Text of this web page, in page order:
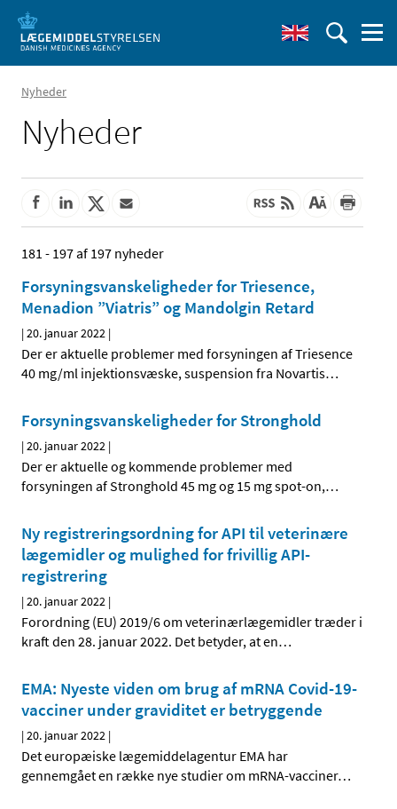
Nyheder
Nyheder
181 - 197 af 197 nyheder
Forsyningsvanskeligheder for Triesence,
Menadion ”Viatris” og Mandolgin Retard
|20. januar 2022 |
Der er aktuelle problemer med forsyningen af Triesence
40 mg/ml injektionsvæske, suspension fra Novartis…
Forsyningsvanskeligheder for Stronghold
|20. januar 2022 |
Der er aktuelle og kommende problemer med
forsyningen af Stronghold 45 mg og 15 mg spot-on,…
Ny registreringsordning for API til veterinære
lægemidler og mulighed for frivillig API-
registrering
|20. januar 2022 |
Forordning (EU) 2019/6 om veterinærlægemidler træder i
kraft den 28. januar 2022. Det betyder, at en…
EMA: Nyeste viden om brug af mRNA Covid-19-
vacciner under graviditet er betryggende
|20. januar 2022 |
Det europæiske lægemiddelagentur EMA har
gennemgået en række nye studier om mRNA-vacciner…